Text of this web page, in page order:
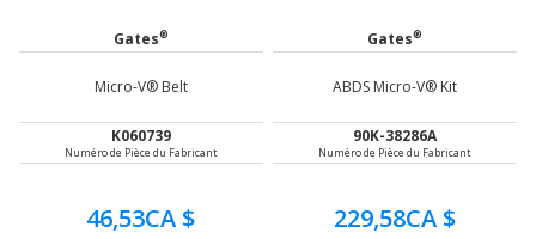
Gates®
Micro-V® Belt
K060739
Numéro de Pièce du Fabricant
46,53CA $
Gates®
ABDS Micro-V® Kit
90K-38286A
Numéro de Pièce du Fabricant
229,58CA $